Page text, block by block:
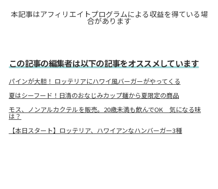
本記事はアフィリエイトプログラムによる収益を得ている場
合があります
この記事の編集者は以下の記事をオススメしています
パインが大胆！ ロッテリアにハワイ風バーガーがやってくる
夏はシーフード！日清のおなじみカップ麺から夏限定の商品
モス、ノンアルカクテルを販売。20歳未満も飲んでOK 気になる味
は？
【本日スタート】ロッテリア、ハワイアンなハンバーガー3種